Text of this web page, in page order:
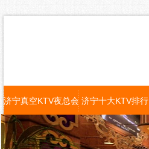
济宁真空KTV夜总会 济宁十大KTV排行